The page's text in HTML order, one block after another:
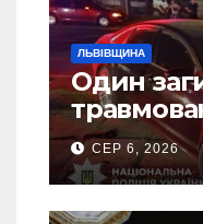
ЛЬВІВЩИНА
Один
ДТП на
СЕР 6, 2026